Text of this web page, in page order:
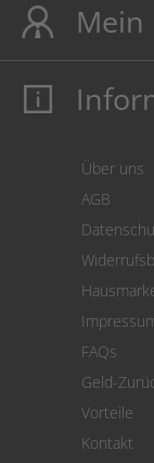
Mein
Mein
Cookie
Über uns
AGB
FAQs
Geld-
Vorteile
Kontakt